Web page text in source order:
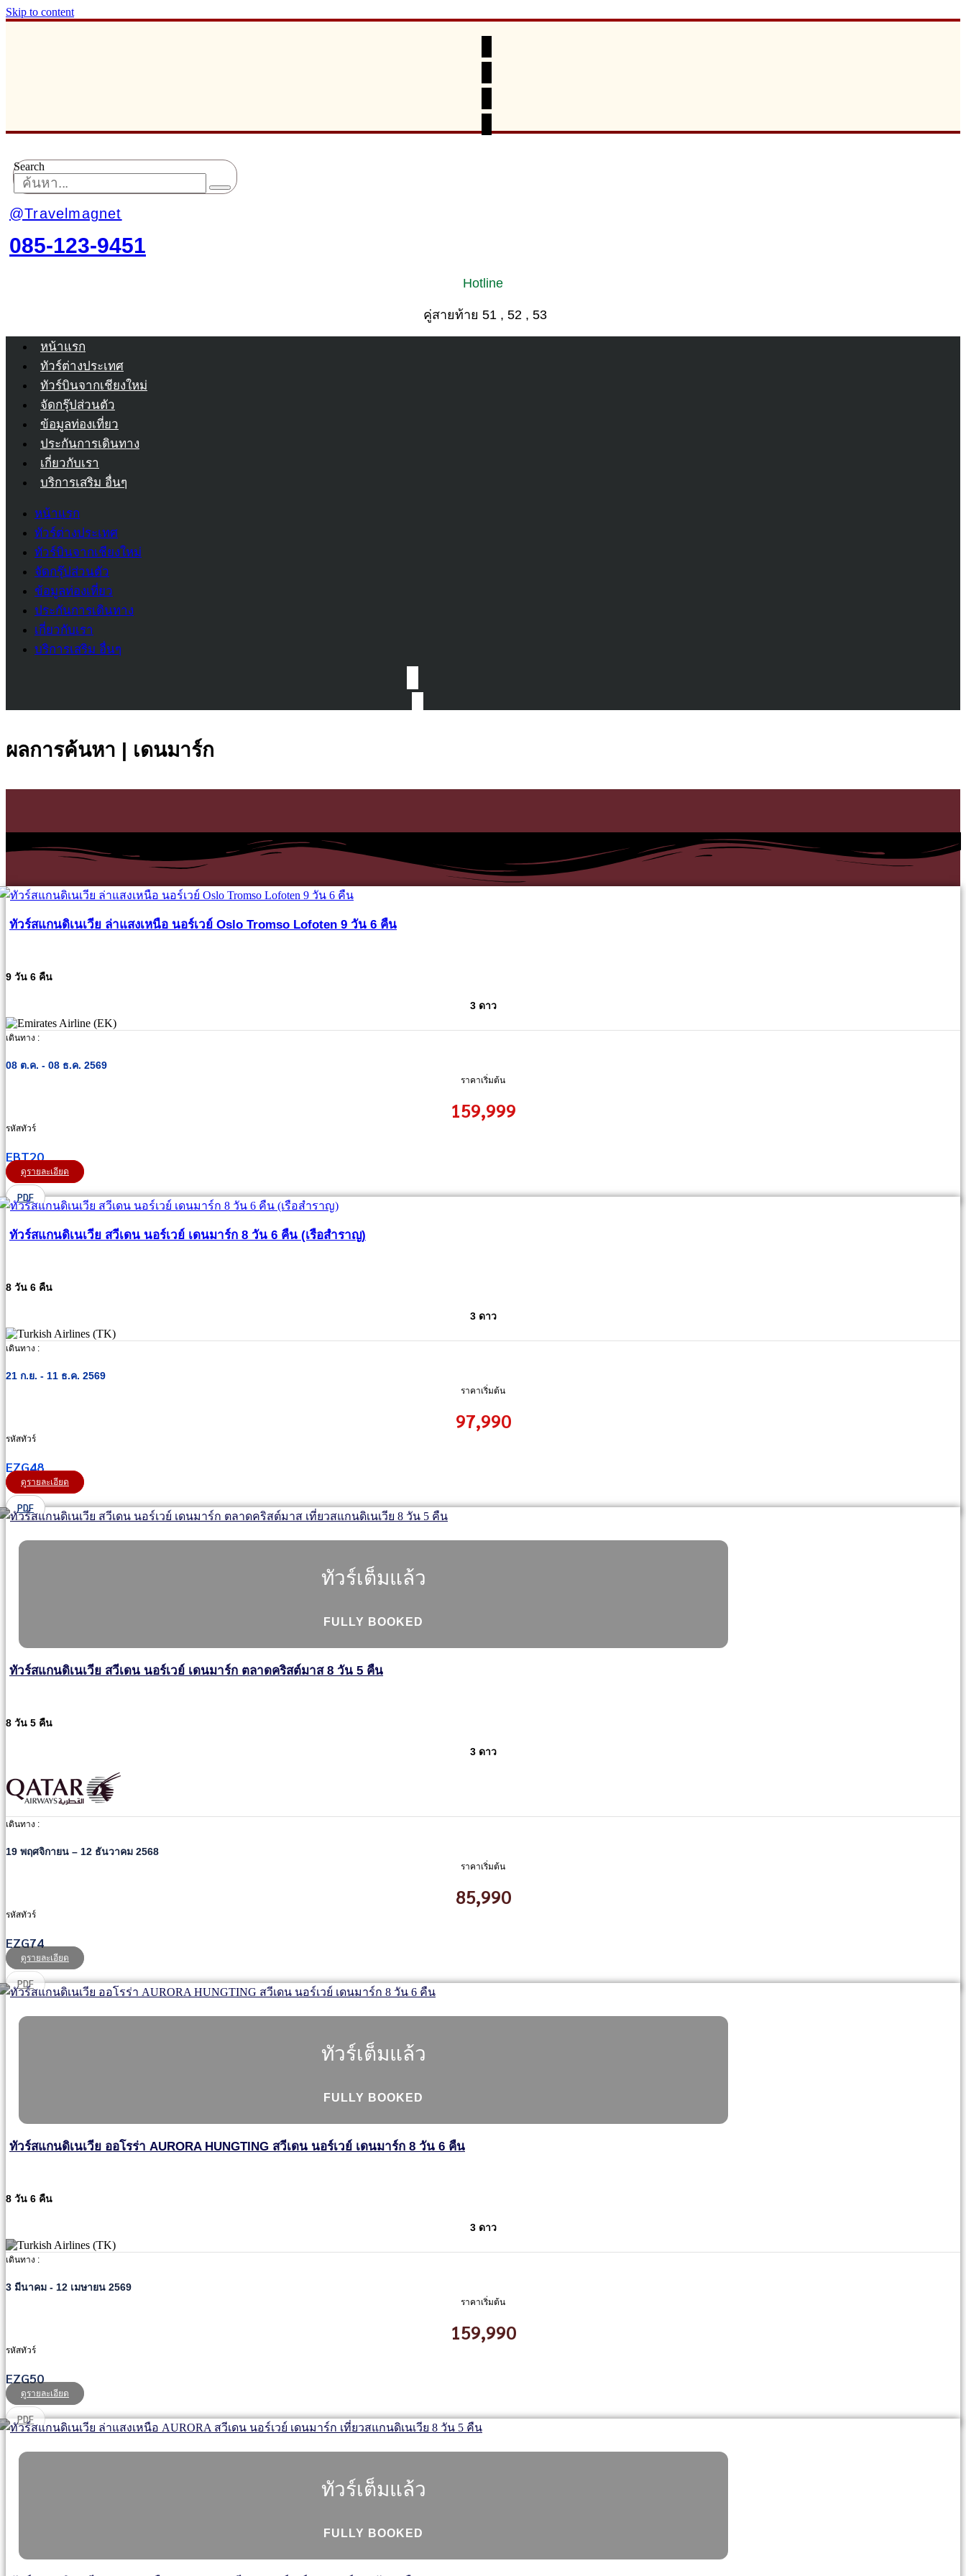
Skip to content
Search
@Travelmagnet
085-123-9451
Hotline
คู่สายท้าย 51 , 52 , 53
หน้าแรก
ทัวร์ต่างประเทศ
ทัวร์บินจากเชียงใหม่
จัดกรุ๊ปส่วนตัว
ข้อมูลท่องเที่ยว
ประกันการเดินทาง
เกี่ยวกับเรา
บริการเสริม อื่นๆ
หน้าแรก
ทัวร์ต่างประเทศ
ทัวร์บินจากเชียงใหม่
จัดกรุ๊ปส่วนตัว
ข้อมูลท่องเที่ยว
ประกันการเดินทาง
เกี่ยวกับเรา
บริการเสริม อื่นๆ
ผลการค้นหา | เดนมาร์ก
ทัวร์สแกนดิเนเวีย ล่าแสงเหนือ นอร์เวย์ Oslo Tromso Lofoten 9 วัน 6 คืน
9 วัน 6 คืน
3 ดาว
เดินทาง :
08 ต.ค. - 08 ธ.ค. 2569
ราคาเริ่มต้น
159,999
รหัสทัวร์
EBT20
ดูรายละเอียด
PDF
ทัวร์สแกนดิเนเวีย สวีเดน นอร์เวย์ เดนมาร์ก 8 วัน 6 คืน (เรือสำราญ)
8 วัน 6 คืน
3 ดาว
เดินทาง :
21 ก.ย. - 11 ธ.ค. 2569
ราคาเริ่มต้น
97,990
รหัสทัวร์
EZG48
ดูรายละเอียด
PDF
ทัวร์เต็มแล้ว
FULLY BOOKED
ทัวร์สแกนดิเนเวีย สวีเดน นอร์เวย์ เดนมาร์ก ตลาดคริสต์มาส 8 วัน 5 คืน
8 วัน 5 คืน
3 ดาว
เดินทาง :
19 พฤศจิกายน – 12 ธันวาคม 2568
ราคาเริ่มต้น
85,990
รหัสทัวร์
EZG74
ดูรายละเอียด
PDF
ทัวร์เต็มแล้ว
FULLY BOOKED
ทัวร์สแกนดิเนเวีย ออโรร่า AURORA HUNGTING สวีเดน นอร์เวย์ เดนมาร์ก 8 วัน 6 คืน
8 วัน 6 คืน
3 ดาว
เดินทาง :
3 มีนาคม - 12 เมษายน 2569
ราคาเริ่มต้น
159,990
รหัสทัวร์
EZG50
ดูรายละเอียด
PDF
ทัวร์เต็มแล้ว
FULLY BOOKED